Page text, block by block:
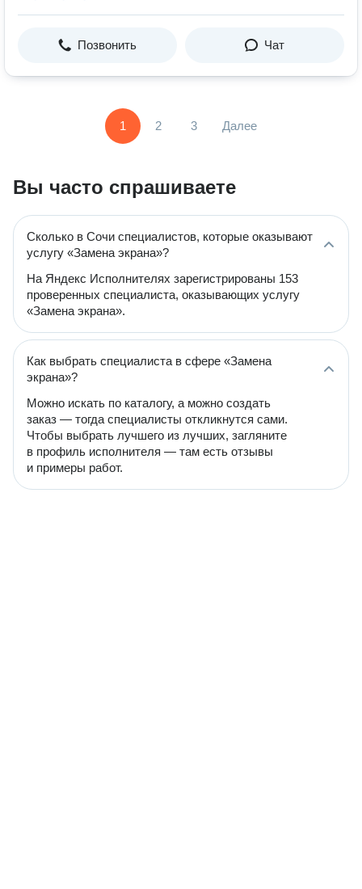
Позвонить Чат
1 2 3 Далее
Вы часто спрашиваете
Сколько в Сочи специалистов, которые оказывают
услугу «Замена экрана»?
На Яндекс Исполнителях зарегистрированы 153
проверенных специалиста, оказывающих услугу
«Замена экрана».
Как выбрать специалиста в сфере «Замена
экрана»?
Можно искать по каталогу, а можно создать
заказ — тогда специалисты откликнутся сами.
Чтобы выбрать лучшего из лучших, загляните
в профиль исполнителя — там есть отзывы
и примеры работ.